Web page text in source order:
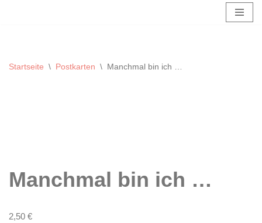
Startseite \ Postkarten \ Manchmal bin ich …
Manchmal bin ich …
2,50 €